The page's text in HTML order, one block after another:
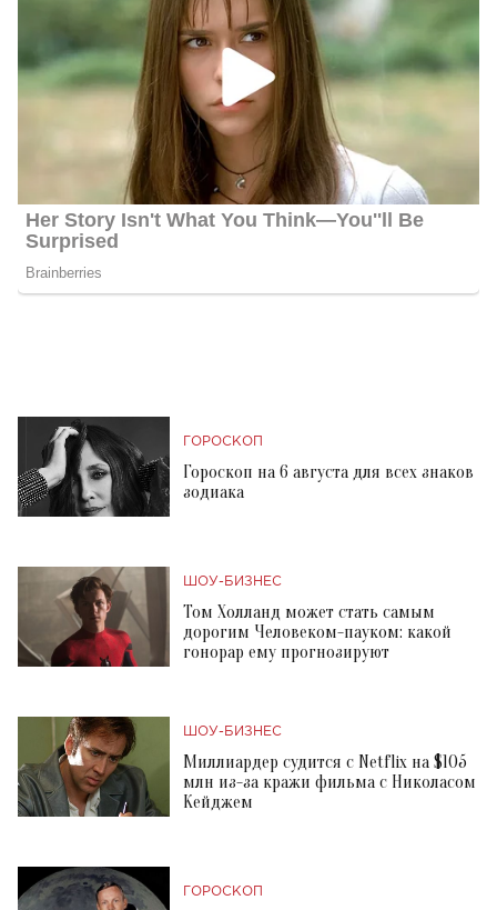
ГОРОСКОП
Гороскоп на 6 августа для всех знаков
зодиака
ШОУ-БИЗНЕС
Том Холланд может стать самым
дорогим Человеком-пауком: какой
гонорар ему прогнозируют
ШОУ-БИЗНЕС
Миллиардер судится с Netflix на $105
млн из-за кражи фильма с Николасом
Кейджем
ГОРОСКОП